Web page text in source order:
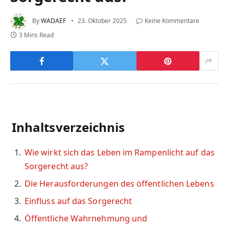
ByWADAEF 23. Oktober 2025
Keine Kommentare
3 Mins Read
Inhaltsverzeichnis
Wie wirkt sich das Leben im Rampenlicht auf das
Sorgerecht aus?
Die Herausforderungen des öffentlichen Lebens
Einfluss auf das Sorgerecht
Öffentliche Wahrnehmung und